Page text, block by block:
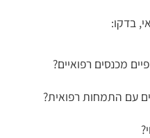
בדקו:
מכנסים רפואיים?
עם התמחות רפואית?